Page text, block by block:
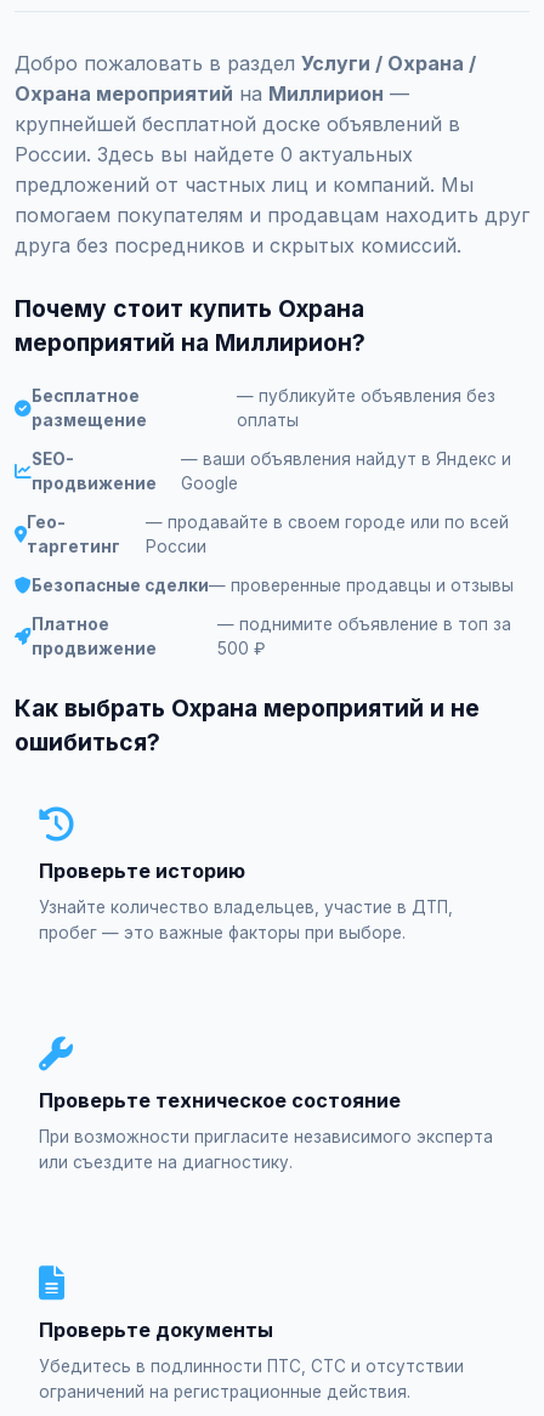
Добро пожаловать в раздел Услуги / Охрана /
Охрана мероприятий на Миллирион —
крупнейшей бесплатной доске объявлений в
России. Здесь вы найдете 0 актуальных
предложений от частных лиц и компаний. Мы
помогаем покупателям и продавцам находить друг
друга без посредников и скрытых комиссий.
Почему стоит купить Охрана
мероприятий на Миллирион?
Бесплатное
размещение
— публикуйте объявления без
оплаты
SEO-
продвижение
— ваши объявления найдут в Яндекс и
Google
Гео-
таргетинг
— продавайте в своем городе или по всей
России
Безопасные сделки— проверенные продавцы и отзывы
Платное
продвижение
— поднимите объявление в топ за
500 ₽
Как выбрать Охрана мероприятий и не
ошибиться?
Проверьте историю
Узнайте количество владельцев, участие в ДТП,
пробег — это важные факторы при выборе.
Проверьте техническое состояние
При возможности пригласите независимого эксперта
или съездите на диагностику.
Проверьте документы
Убедитесь в подлинности ПТС, СТС и отсутствии
ограничений на регистрационные действия.